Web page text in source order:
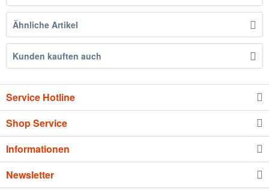
Ähnliche Artikel
Kunden kauften auch
Service Hotline
Shop Service
Informationen
Newsletter